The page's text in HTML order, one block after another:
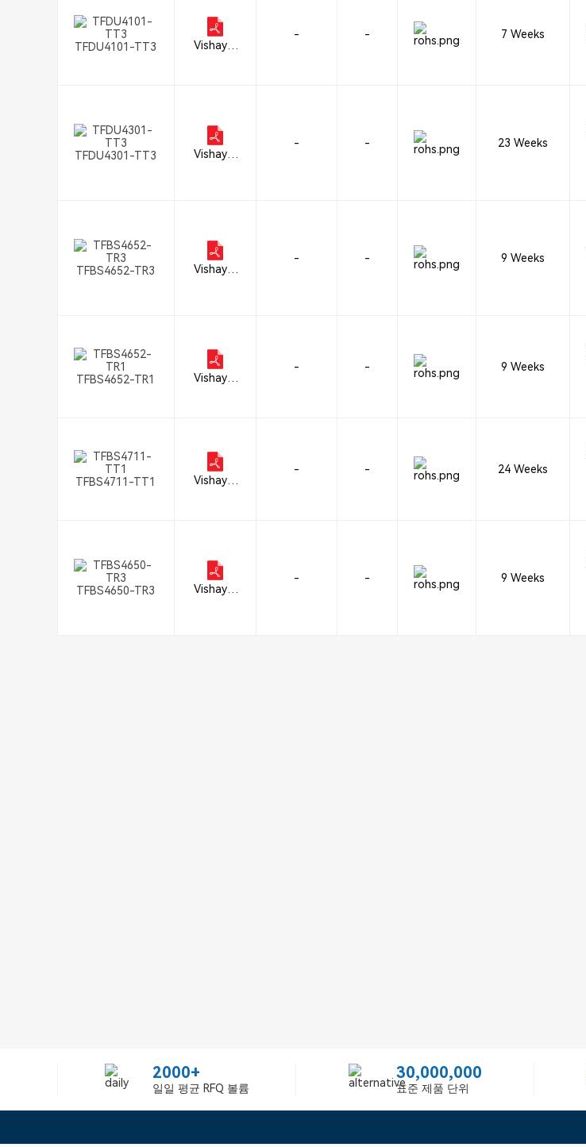
TFDU4101-TT3
Vishay S
- - 7 Weeks
TFDU4301-TT3
Vishay S
- - 23 Weeks
TFBS4652-TR3
Vishay S
- - 9 Weeks
TFBS4652-TR1
Vishay S
- - 9 Weeks
TFBS4711-TT1
Vishay S
- - 24 Weeks
TFBS4650-TR3
Vishay S
- - 9 Weeks
2000+
일일 평균 RFQ 볼륨
30,000,000
표준 제품 단위